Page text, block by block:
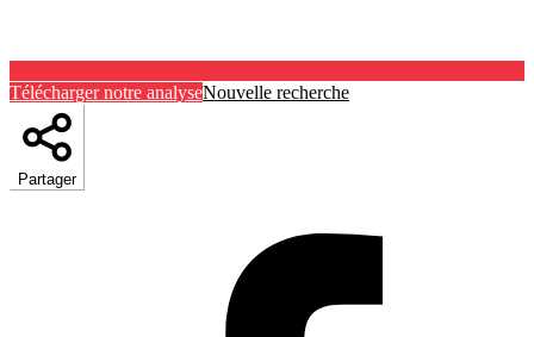
Télécharger notre analyseNouvelle recherche
Partager